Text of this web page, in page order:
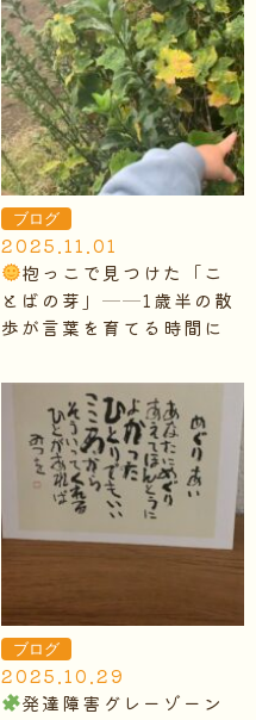
ブログ
2025.11.01
抱っこで見つけた「こ
とばの芽」──1歳半の散
歩が言葉を育てる時間に
ブログ
2025.10.29
発達障害グレーゾーン